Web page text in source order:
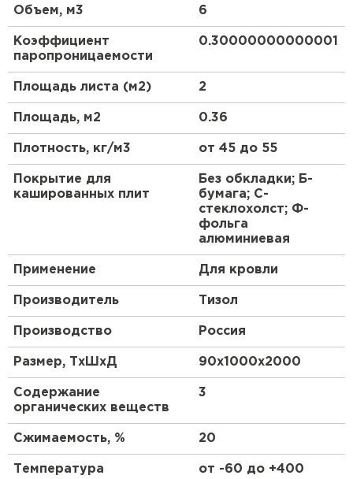
Объем, м3 6
Коэффициент
паропроницаемости
0.30000000000001
Площадь листа (м2) 2
Площадь, м2 0.36
Плотность, кг/м3 от 45 до 55
Покрытие для
кашированных плит
Без обкладки; Б-
бумага; С-
стеклохолст; Ф-
фольга
алюминиевая
Применение Для кровли
Производитель Тизол
Производство Россия
Размер, ТхШхД 90х1000х2000
Содержание
органических веществ
3
Сжимаемость, % 20
Температура
от -60 до +400
Утеплитель Basfiber
ПЕРЕЙТИ
Рулонная кровля Брит
Утеплитель Basfiber
Утеплитель Xotpipe
Утеплитель Тимплэкс